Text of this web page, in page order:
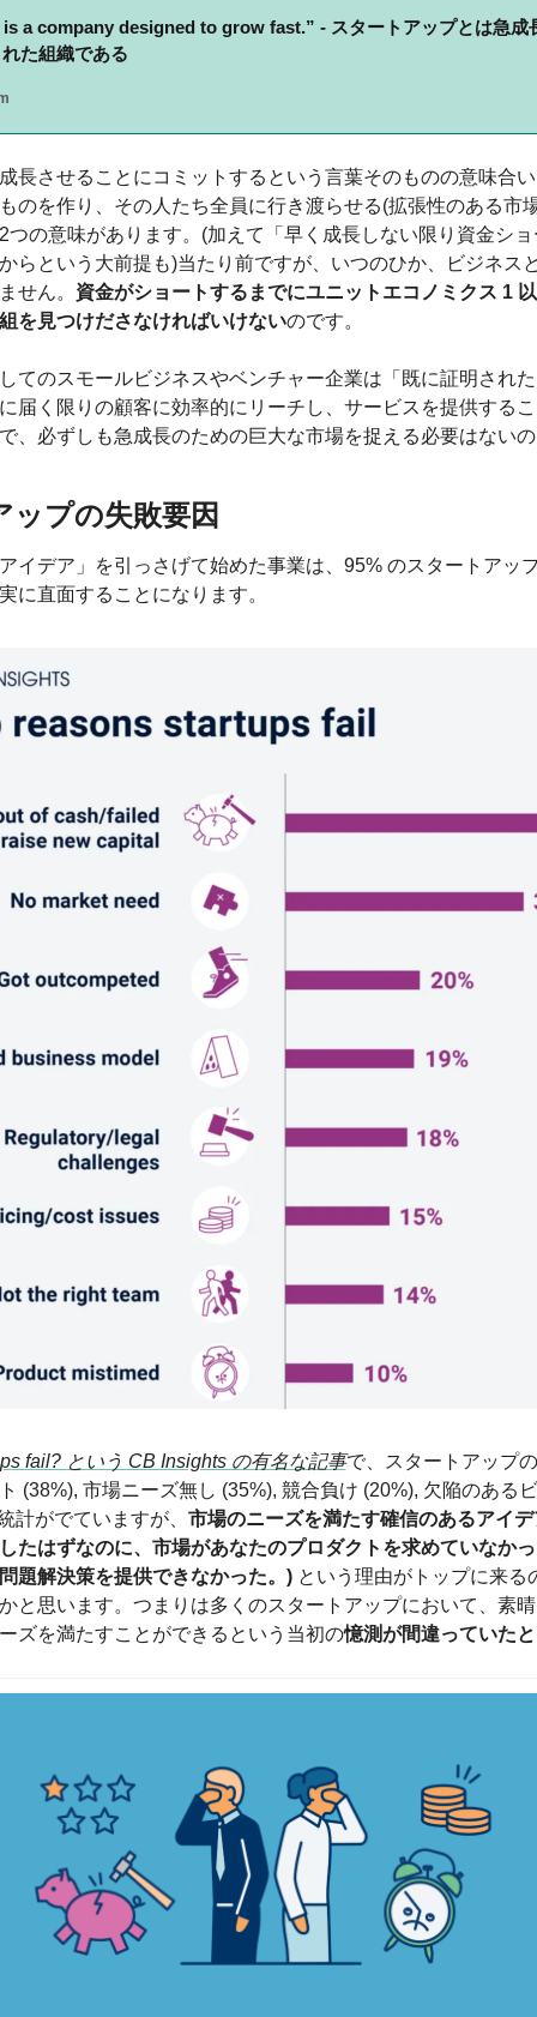
a company designed to grow fast.” - スタートアップとは急成
た組織である
長させることにコミットするという言葉そのものの意味合
のを作り、その人たち全員に行き渡らせる(拡張性のある市
つの意味があります。(加えて「早く成長しない限り資金シ
らという大前提も)当たり前ですが、いつのひか、ビジネス
せん。 資金がショートするまでにユニットエコノミクス 1
を見つけださなければいけないのです。
てのスモールビジネスやベンチャー企業は「既に証明され
届く限りの顧客に効率的にリーチし、サービスを提供する
、必ずしも急成長のための巨大な市場を捉える必要はない
ップの失敗要因
イデア」を引っさげて始めた事業は、95% のスタートアッ
に直面することになります。
fail? という CB Insights の有名な記事で、スタートアップ
(38%), 市場ニーズ無し (35%), 競合負け (20%), 欠陥のある
計がでていますが、 市場のニーズを満たす確信のあるアイ
たはずなのに、市場があなたのプロダクトを求めていなか
題解決策を提供できなかった。) という理由がトップに来る
と思います。つまりは多くのスタートアップにおいて、素
ズを満たすことができるという当初の憶測が間違っていた